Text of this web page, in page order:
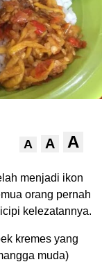
A A A
menjadi ikon
orang pernah
kelezatannya.
kremes yang
muda)